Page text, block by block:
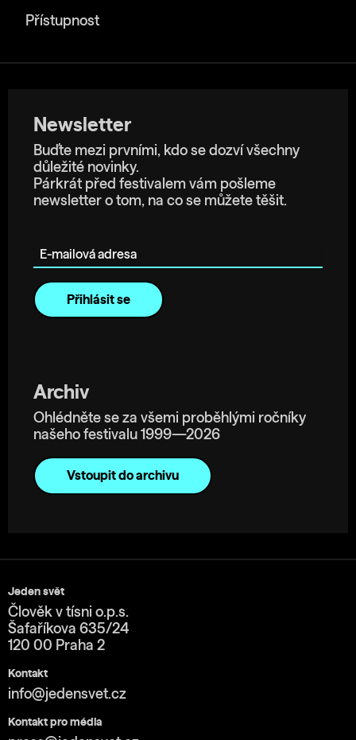
Přístupnost
Newsletter
Buďte mezi prvními, kdo se dozví všechny
důležité novinky.
Párkrát před festivalem vám pošleme
newsletter o tom, na co se můžete těšit.
Archiv
Ohlédněte se za všemi proběhlými ročníky
našeho festivalu 1999—2026
Vstoupit do archivu
Jeden svět
Člověk v tísni o.p.s.
Šafaříkova 635/24
120 00 Praha 2
Kontakt
info@jedensvet.cz
Kontakt pro média